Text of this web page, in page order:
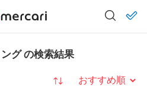
グ の検索結果
並び替え